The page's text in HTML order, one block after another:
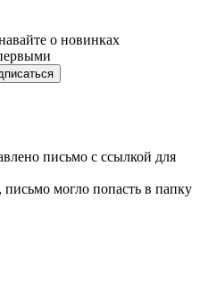
о новинках
письмо с ссылкой для
могло попасть в папку